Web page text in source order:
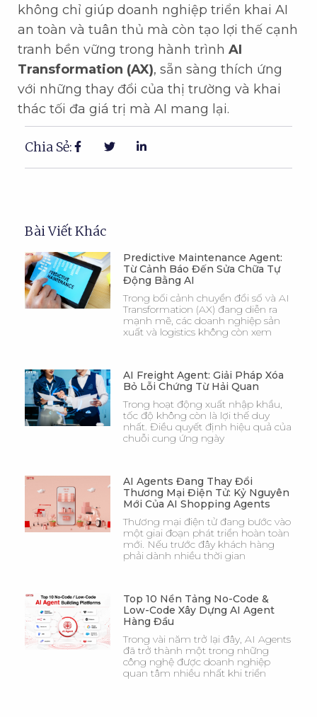
không chỉ giúp doanh nghiệp triển khai AI
an toàn và tuân thủ mà còn tạo lợi thế cạnh
tranh bền vững trong hành trình AI
Transformation (AX), sẵn sàng thích ứng
với những thay đổi của thị trường và khai
thác tối đa giá trị mà AI mang lại.
Chia Sẻ:
Bài Viết Khác
Predictive Maintenance Agent:
Từ Cảnh Báo Đến Sửa Chữa Tự
Động Bằng AI
Trong bối cảnh chuyển đổi số và AI
Transformation (AX) đang diễn ra
mạnh mẽ, các doanh nghiệp sản
xuất và logistics không còn xem
AI Freight Agent: Giải Pháp Xóa
Bỏ Lỗi Chứng Từ Hải Quan
Trong hoạt động xuất nhập khẩu,
tốc độ không còn là lợi thế duy
nhất. Điều quyết định hiệu quả của
chuỗi cung ứng ngày
AI Agents Đang Thay Đổi
Thương Mại Điện Tử: Kỷ Nguyên
Mới Của AI Shopping Agents
Thương mại điện tử đang bước vào
một giai đoạn phát triển hoàn toàn
mới. Nếu trước đây khách hàng
phải dành nhiều thời gian
Top 10 Nền Tảng No-Code &
Low-Code Xây Dựng AI Agent
Hàng Đầu
Trong vài năm trở lại đây, AI Agents
đã trở thành một trong những
công nghệ được doanh nghiệp
quan tâm nhiều nhất khi triển